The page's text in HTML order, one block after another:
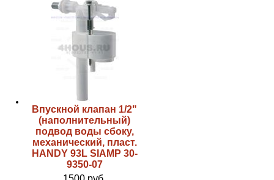
Впускной клапан 1/2"
(наполнительный)
подвод воды сбоку,
механический, пласт.
HANDY 93L SIAMP 30-
9350-07